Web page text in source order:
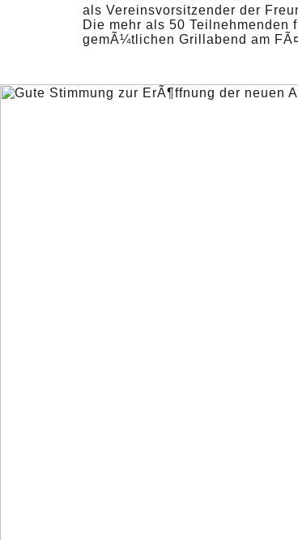
als Vereinsvorsitzender der
Die mehr als 50
gemÃ¼tlichen Grillabend am